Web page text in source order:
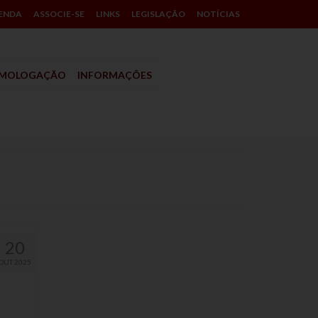
ASSOCIE-SE LINKS LEGISLAÇÃO NOTÍCIAS
INFORMAÇÕES